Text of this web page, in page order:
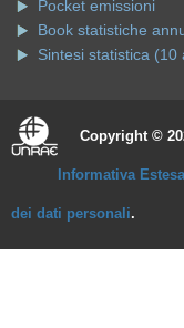
Pocket emissioni
Book statistiche
Sintesi statistica (10
Copyright ©
Informativa
dei dati personali.